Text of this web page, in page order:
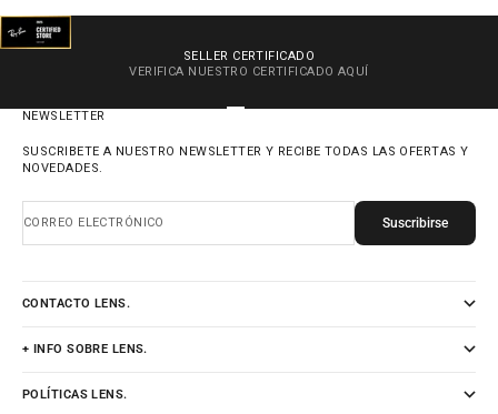
SELLER CERTIFICADO
VERIFICA NUESTRO CERTIFICADO AQUÍ
NEWSLETTER
SUSCRIBETE A NUESTRO NEWSLETTER Y RECIBE TODAS LAS OFERTAS Y
NOVEDADES.
CORREO ELECTRÓNICO Suscribirse
CONTACTO LENS.
+ INFO SOBRE LENS.
POLÍTICAS LENS.